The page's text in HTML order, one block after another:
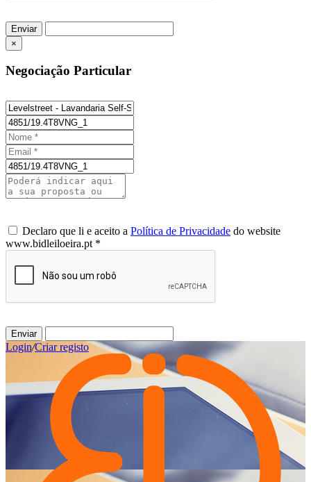
Enviar
×
Negociação Particular
Declaro que li e aceito a Política de Privacidade do website
www.bidleiloeira.pt *
Enviar
Login/Criar registo